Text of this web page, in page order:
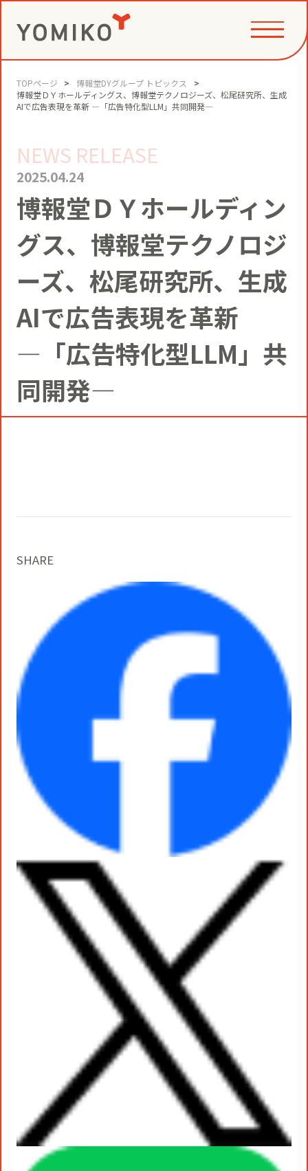
PHILOSOPHY
GAME CHANGE PARTNER
VI
YOMIKOグループ ビジョン・パーパ
VALUE CREATION
コミュニティクリエイション®
コミュニティクリエイションの仕掛け
人
NEWS
ニュースリリース
お知らせ
博報堂ＤＹグループトピックス
SERVICE
CIVIC PRIDE®コンサルティング
インストアコンサルティング
クリエイティブ
アクティベーション
PR
SUSTAINABILITY
トップメッセージ
環境
ガバナンス
COMPANY
会社概要
当社の歩み
役員一覧
本社・支社アクセス
グループ会社
新卒採用
カムバック採用
障がい者採用
トップへ
TOPページ
博報堂DYグループ トピックス
博報堂ＤＹホールディングス、博報堂テクノロジーズ、松尾研究所、生成
AIで広告表現を革新 ―「広告特化型LLM」共同開発―
NEWS RELEASE
2025.04.24
博報堂ＤＹホールディン
グス、博報堂テクノロジ
ーズ、松尾研究所、生成
AIで広告表現を革新
―「広告特化型LLM」共
同開発―
SHARE